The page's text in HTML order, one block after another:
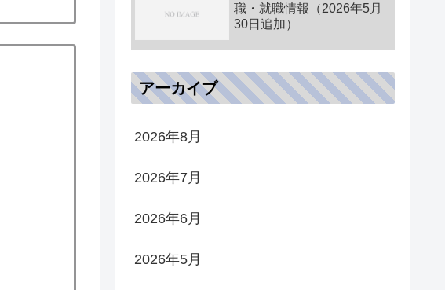
職・就職情報（2026年5月
30日追加）
アーカイブ
2026年8月
2026年7月
2026年6月
2026年5月